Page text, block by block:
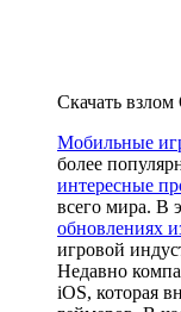
Скачать
Мобильные
более
интересные
всего мира. В
обновлениях
игровой
Недавно
iOS, которая